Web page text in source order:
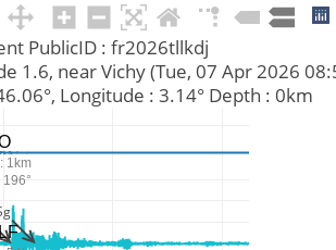
PublicID : fr2026tllkdj
1.6, near Vichy (Tue, 07 Apr 2026
: 46.06°, Longitude : 3.14° Depth : 0km
1km